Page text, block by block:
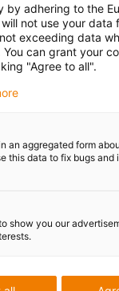
adhering to the
will not use your
exceeding data
can grant your
"Agree to all".
an aggregated form
this data to fix bugs
show you our